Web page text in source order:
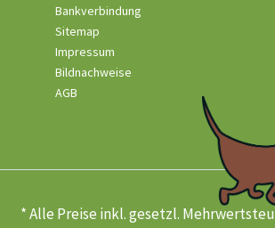
Bankverbindung
Sitemap
Impressum
Bildnachweise
AGB
* Alle Preise inkl. gesetzl.